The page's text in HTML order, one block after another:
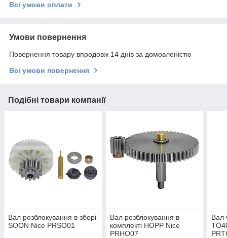
Всі умови оплати
Умови повернення
Повернення товару впродовж 14 днів за домовленістю
Всі умови повернення
Подібні товари компанії
Вал розблокування в зборі
SOON Nice PRSO01
Вал розблокування в
комплекті HOPP Nice
PRHO07
Вал